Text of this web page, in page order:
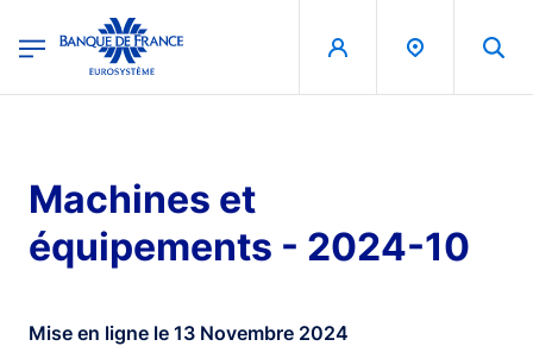
Banque de France - Menu Principal
Machines et
équipements - 2024-10
Mise en ligne le 13 Novembre 2024